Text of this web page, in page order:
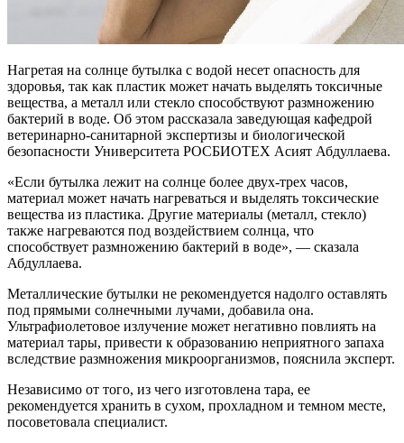
Нагретая на солнце бутылка с водой несет опасность для
здоровья, так как пластик может начать выделять токсичные
вещества, а металл или стекло способствуют размножению
бактерий в воде. Об этом рассказала заведующая кафедрой
ветеринарно-санитарной экспертизы и биологической
безопасности Университета РОСБИОТЕХ Асият Абдуллаева.
«Если бутылка лежит на солнце более двух-трех часов,
материал может начать нагреваться и выделять токсические
вещества из пластика. Другие материалы (металл, стекло)
также нагреваются под воздействием солнца, что
способствует размножению бактерий в воде», — сказала
Абдуллаева.
Металлические бутылки не рекомендуется надолго оставлять
под прямыми солнечными лучами, добавила она.
Ультрафиолетовое излучение может негативно повлиять на
материал тары, привести к образованию неприятного запаха
вследствие размножения микроорганизмов, пояснила эксперт.
Независимо от того, из чего изготовлена тара, ее
рекомендуется хранить в сухом, прохладном и темном месте,
посоветовала специалист.